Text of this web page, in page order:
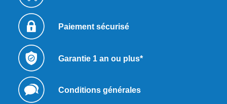
Paiement sécurisé
Garantie 1 an ou plus*
Conditions générales